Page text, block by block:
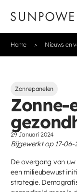
Home Nieuws en
Zonnepanelen
Zonne-
29 Januari 2024
Bijgewerkt op 17-06-
De overgang van
een milieubewust
strategie.